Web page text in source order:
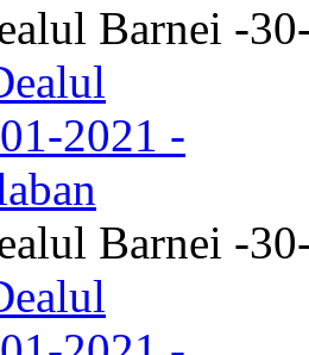
Barnei -
Barnei -